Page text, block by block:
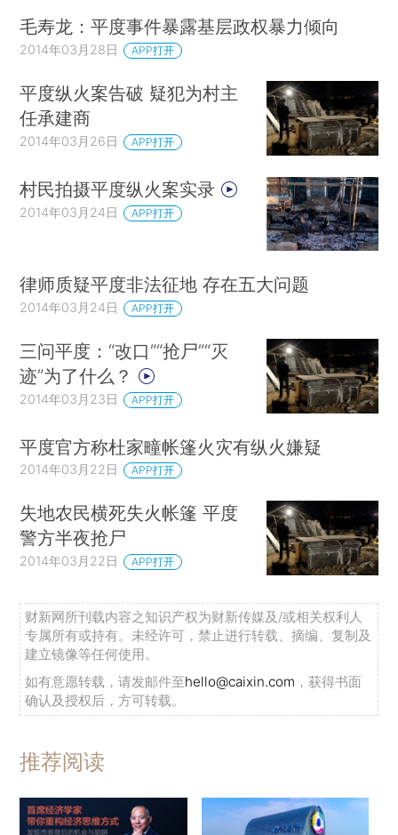
毛寿龙：平度事件暴露基层政权暴力倾向
2014年03月28日 APP打开
平度纵火案告破 疑犯为村主
任承建商
2014年03月26日 APP打开
村民拍摄平度纵火案实录
2014年03月24日 APP打开
律师质疑平度非法征地 存在五大问题
2014年03月24日 APP打开
三问平度：“改口”“抢尸”“灭
迹”为了什么？
2014年03月23日 APP打开
平度官方称杜家疃帐篷火灾有纵火嫌疑
2014年03月22日 APP打开
失地农民横死失火帐篷 平度
警方半夜抢尸
2014年03月22日 APP打开
财新网所刊载内容之知识产权为财新传媒及/或相关权利人
专属所有或持有。未经许可，禁止进行转载、摘编、复制及
建立镜像等任何使用。
如有意愿转载，请发邮件至hello@caixin.com ，获得书面
确认及授权后，方可转载。
推荐阅读